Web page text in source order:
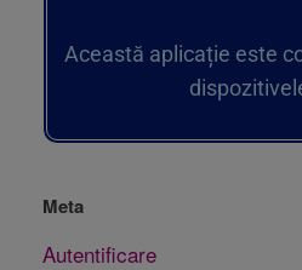
Această aplicație este
Meta
Autentificare